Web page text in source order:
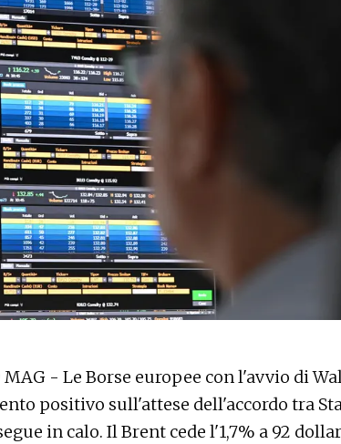
MAG - Le Borse europee con l'avvio di
positivo sull'attese dell'accordo tra
in calo. Il Brent cede l'1,7% a 92